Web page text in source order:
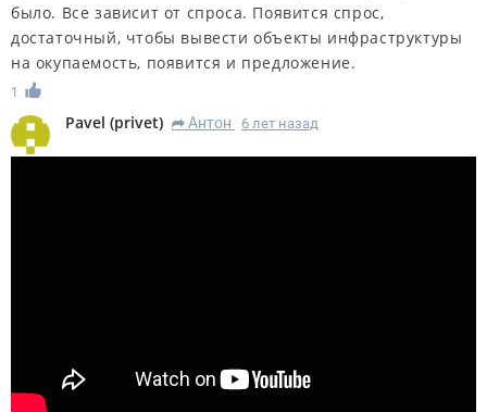
было. Все зависит от спроса. Появится спрос,
достаточный, чтобы вывести объекты инфраструктуры
на окупаемость, появится и предложение.
1
Pavel (privet) R Антон 6 лет назад